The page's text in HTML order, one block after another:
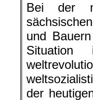
Bei der
und
der